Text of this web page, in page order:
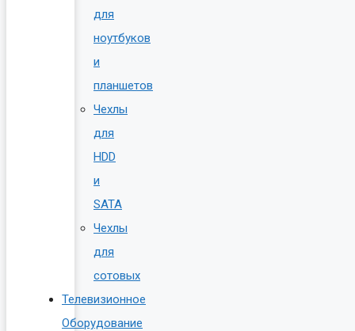
для
ноутбуков
и
планшетов
Чехлы
для
HDD
и
SATA
Чехлы
для
сотовых
Телевизионное
Оборудование